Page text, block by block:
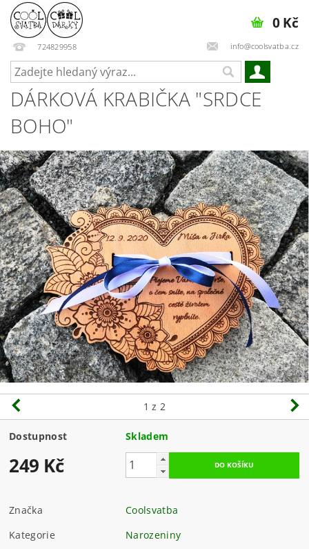
724829958 info@coolsvatba.cz
0 Kč
DÁRKOVÁ KRABIČKA "SRDCE
BOHO"
1 z 2
Dostupnost Skladem
249 Kč
Značka
Coolsvatba
Kategorie
Narozeniny